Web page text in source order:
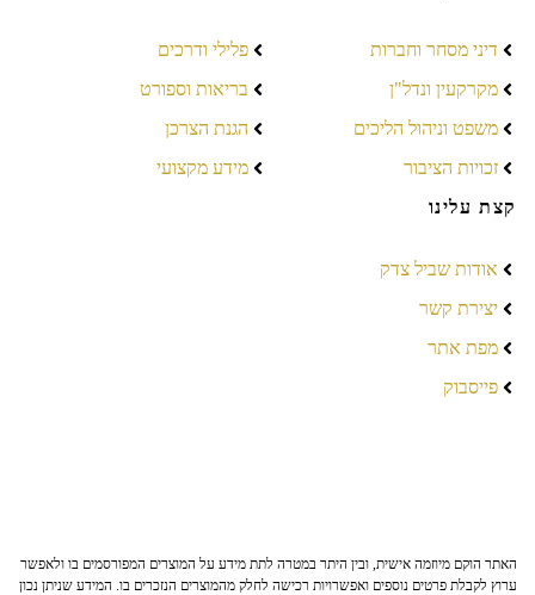
דיני מסחר וחברות
מקרקעין ונדל"ן
משפט וניהול הליכים
זכויות הציבור
פלילי ודרכים
בריאות וספורט
הגנת הצרכן
מידע מקצועי
קצת עלינו
אודות שביל צדק
יצירת קשר
מפת אתר
פייסבוק
האתר הוקם מיוזמה אישית, ובין היתר במטרה לתת מידע על המוצרים המפורסמים בו ולאפשר
ערוץ לקבלת פרטים נוספים ואפשרויות רכישה לחלק מהמוצרים הנזכרים בו. המידע שניתן נכון